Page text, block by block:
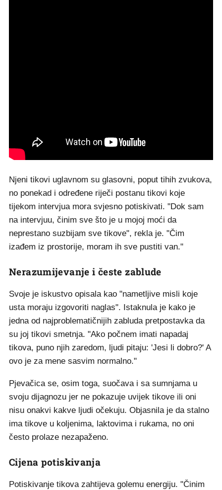
Njeni tikovi uglavnom su glasovni, poput tihih zvukova,
no ponekad i određene riječi postanu tikovi koje
tijekom intervjua mora svjesno potiskivati. "Dok sam
na intervjuu, činim sve što je u mojoj moći da
neprestano suzbijam sve tikove", rekla je. "Čim
izađem iz prostorije, moram ih sve pustiti van."
Nerazumijevanje i česte zablude
Svoje je iskustvo opisala kao "nametljive misli koje
usta moraju izgovoriti naglas". Istaknula je kako je
jedna od najproblematičnijih zabluda pretpostavka da
su joj tikovi smetnja. "Ako počnem imati napadaj
tikova, puno njih zaredom, ljudi pitaju: 'Jesi li dobro?' A
ovo je za mene sasvim normalno."
Pjevačica se, osim toga, suočava i sa sumnjama u
svoju dijagnozu jer ne pokazuje uvijek tikove ili oni
nisu onakvi kakve ljudi očekuju. Objasnila je da stalno
ima tikove u koljenima, laktovima i rukama, no oni
često prolaze nezapaženo.
Cijena potiskivanja
Potiskivanje tikova zahtijeva golemu energiju. "Činim